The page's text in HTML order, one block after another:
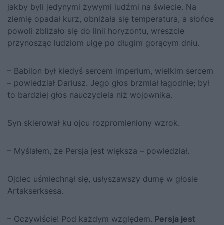
jakby byli jedynymi żywymi ludźmi na świecie. Na
ziemię opadał kurz, obniżała się temperatura, a słońce
powoli zbliżało się do linii horyzontu, wreszcie
przynosząc ludziom ulgę po długim gorącym dniu.
– Babilon był kiedyś sercem imperium, wielkim sercem
– powiedział Dariusz. Jego głos brzmiał łagodnie; był
to bardziej głos nauczyciela niż wojownika.
Syn skierował ku ojcu rozpromieniony wzrok.
– Myślałem, że Persja jest większa – powiedział.
Ojciec uśmiechnął się, usłyszawszy dumę w głosie
Arta­kserksesa.
– Oczywiście! Pod każdym względem. Persja jest